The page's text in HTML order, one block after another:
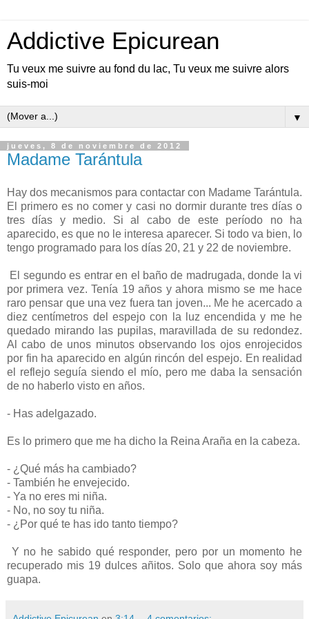
Addictive Epicurean
Tu veux me suivre au fond du lac, Tu veux me suivre alors
suis-moi
▼
jueves, 8 de noviembre de 2012
Madame Tarántula
Hay dos mecanismos para contactar con Madame Tarántula.
El primero es no comer y casi no dormir durante tres días o
tres días y medio. Si al cabo de este período no ha
aparecido, es que no le interesa aparecer. Si todo va bien, lo
tengo programado para los días 20, 21 y 22 de noviembre.
El segundo es entrar en el baño de madrugada, donde la vi
por primera vez. Tenía 19 años y ahora mismo se me hace
raro pensar que una vez fuera tan joven... Me he acercado a
diez centímetros del espejo con la luz encendida y me he
quedado mirando las pupilas, maravillada de su redondez.
Al cabo de unos minutos observando los ojos enrojecidos
por fin ha aparecido en algún rincón del espejo. En realidad
el reflejo seguía siendo el mío, pero me daba la sensación
de no haberlo visto en años.
- Has adelgazado.
Es lo primero que me ha dicho la Reina Araña en la cabeza.
- ¿Qué más ha cambiado?
- También he envejecido.
- Ya no eres mi niña.
- No, no soy tu niña.
- ¿Por qué te has ido tanto tiempo?
Y no he sabido qué responder, pero por un momento he
recuperado mis 19 dulces añitos. Solo que ahora soy más
guapa.